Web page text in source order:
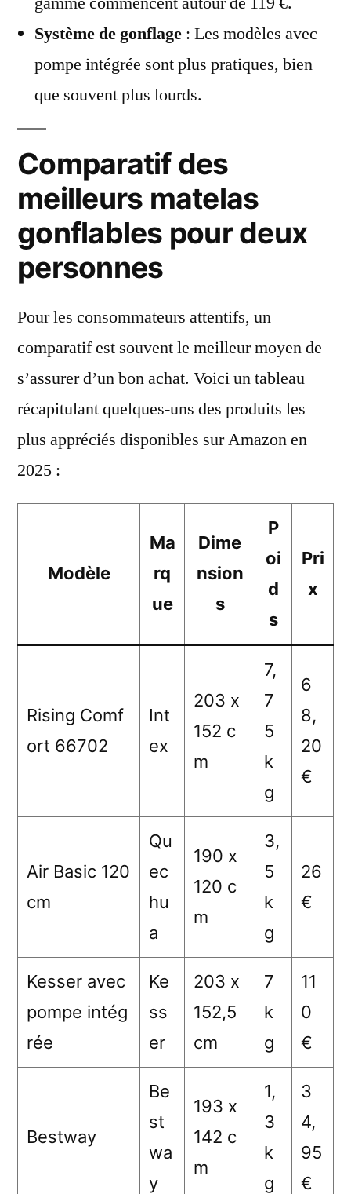
Système de gonflage : Les modèles avec
pompe intégrée sont plus pratiques, bien
que souvent plus lourds.
Comparatif des
meilleurs matelas
gonflables pour deux
personnes
Pour les consommateurs attentifs, un
comparatif est souvent le meilleur moyen de
s’assurer d’un bon achat. Voici un tableau
récapitulant quelques-uns des produits les
plus appréciés disponibles sur Amazon en
2025 :
Modèle
Ma
rq
ue
Dime
nsion
s
P
oi
d
s
Pri
x
Rising Comf
ort 66702
Int
ex
203 x
152 c
m
7,
7
5
k
g
6
8,
20
€
Air Basic 120
cm
Qu
ec
hu
a
190 x
120 c
m
3,
5
k
g
26
€
Kesser avec
pompe intég
rée
Ke
ss
er
203 x
152,5
cm
7
k
g
11
0
€
Bestway
Be
st
wa
y
193 x
142 c
m
1,
3
k
g
3
4,
95
€